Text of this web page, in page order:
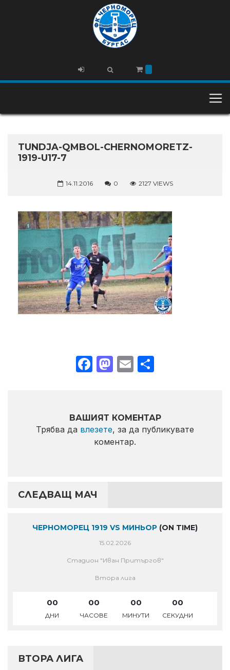
TUNDJA-QMBOL-CHERNOMORETZ-
1919-U17-7
14.11.2016 0 2127 VIEWS
Facebook
Mastodon
Email
ВАШИЯТ КОМЕНТАР
Трябва да влезете, за да публикувате
коментар.
СЛЕДВАЩ МАЧ
ЧЕРНОМОРЕЦ 1919 VS МИНЬОР (ON TIME)
15.02.2026
Стадион "Иван Притъргов"
Втора лига
00
ДНИ
00
ЧАСОВЕ
00
МИНУТИ
00
СЕКУДНИ
ВТОРА ЛИГА